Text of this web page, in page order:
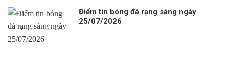
Điểm tin bóng đá rạng sáng ngày
25/07/2026